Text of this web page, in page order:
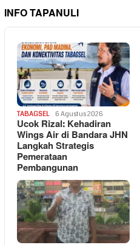
INFO TAPANULI
TABAGSEL 6 Agustus 2026
Ucok Rizal: Kehadiran
Wings Air di Bandara JHN
Langkah Strategis
Pemerataan
Pembangunan